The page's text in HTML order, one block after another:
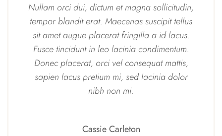
Nullam orci dui, dictum et magna sollicitudin,
tempor blandit erat. Maecenas suscipit tellus
sit amet augue placerat fringilla a id lacus.
Fusce tincidunt in leo lacinia condimentum.
Donec placerat, orci vel consequat mattis,
sapien lacus pretium mi, sed lacinia dolor
nibh non mi.
Cassie Carleton